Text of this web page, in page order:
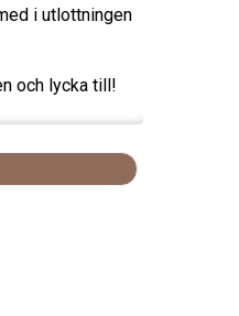
i utlottningen
och lycka till!